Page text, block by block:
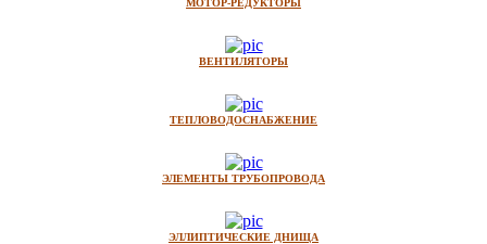
МОТОР-РЕДУКТОРЫ
ВЕНТИЛЯТОРЫ
ТЕПЛОВОДОСНАБЖЕНИЕ
ЭЛЕМЕНТЫ ТРУБОПРОВОДА
ЭЛЛИПТИЧЕСКИЕ ДНИЩА